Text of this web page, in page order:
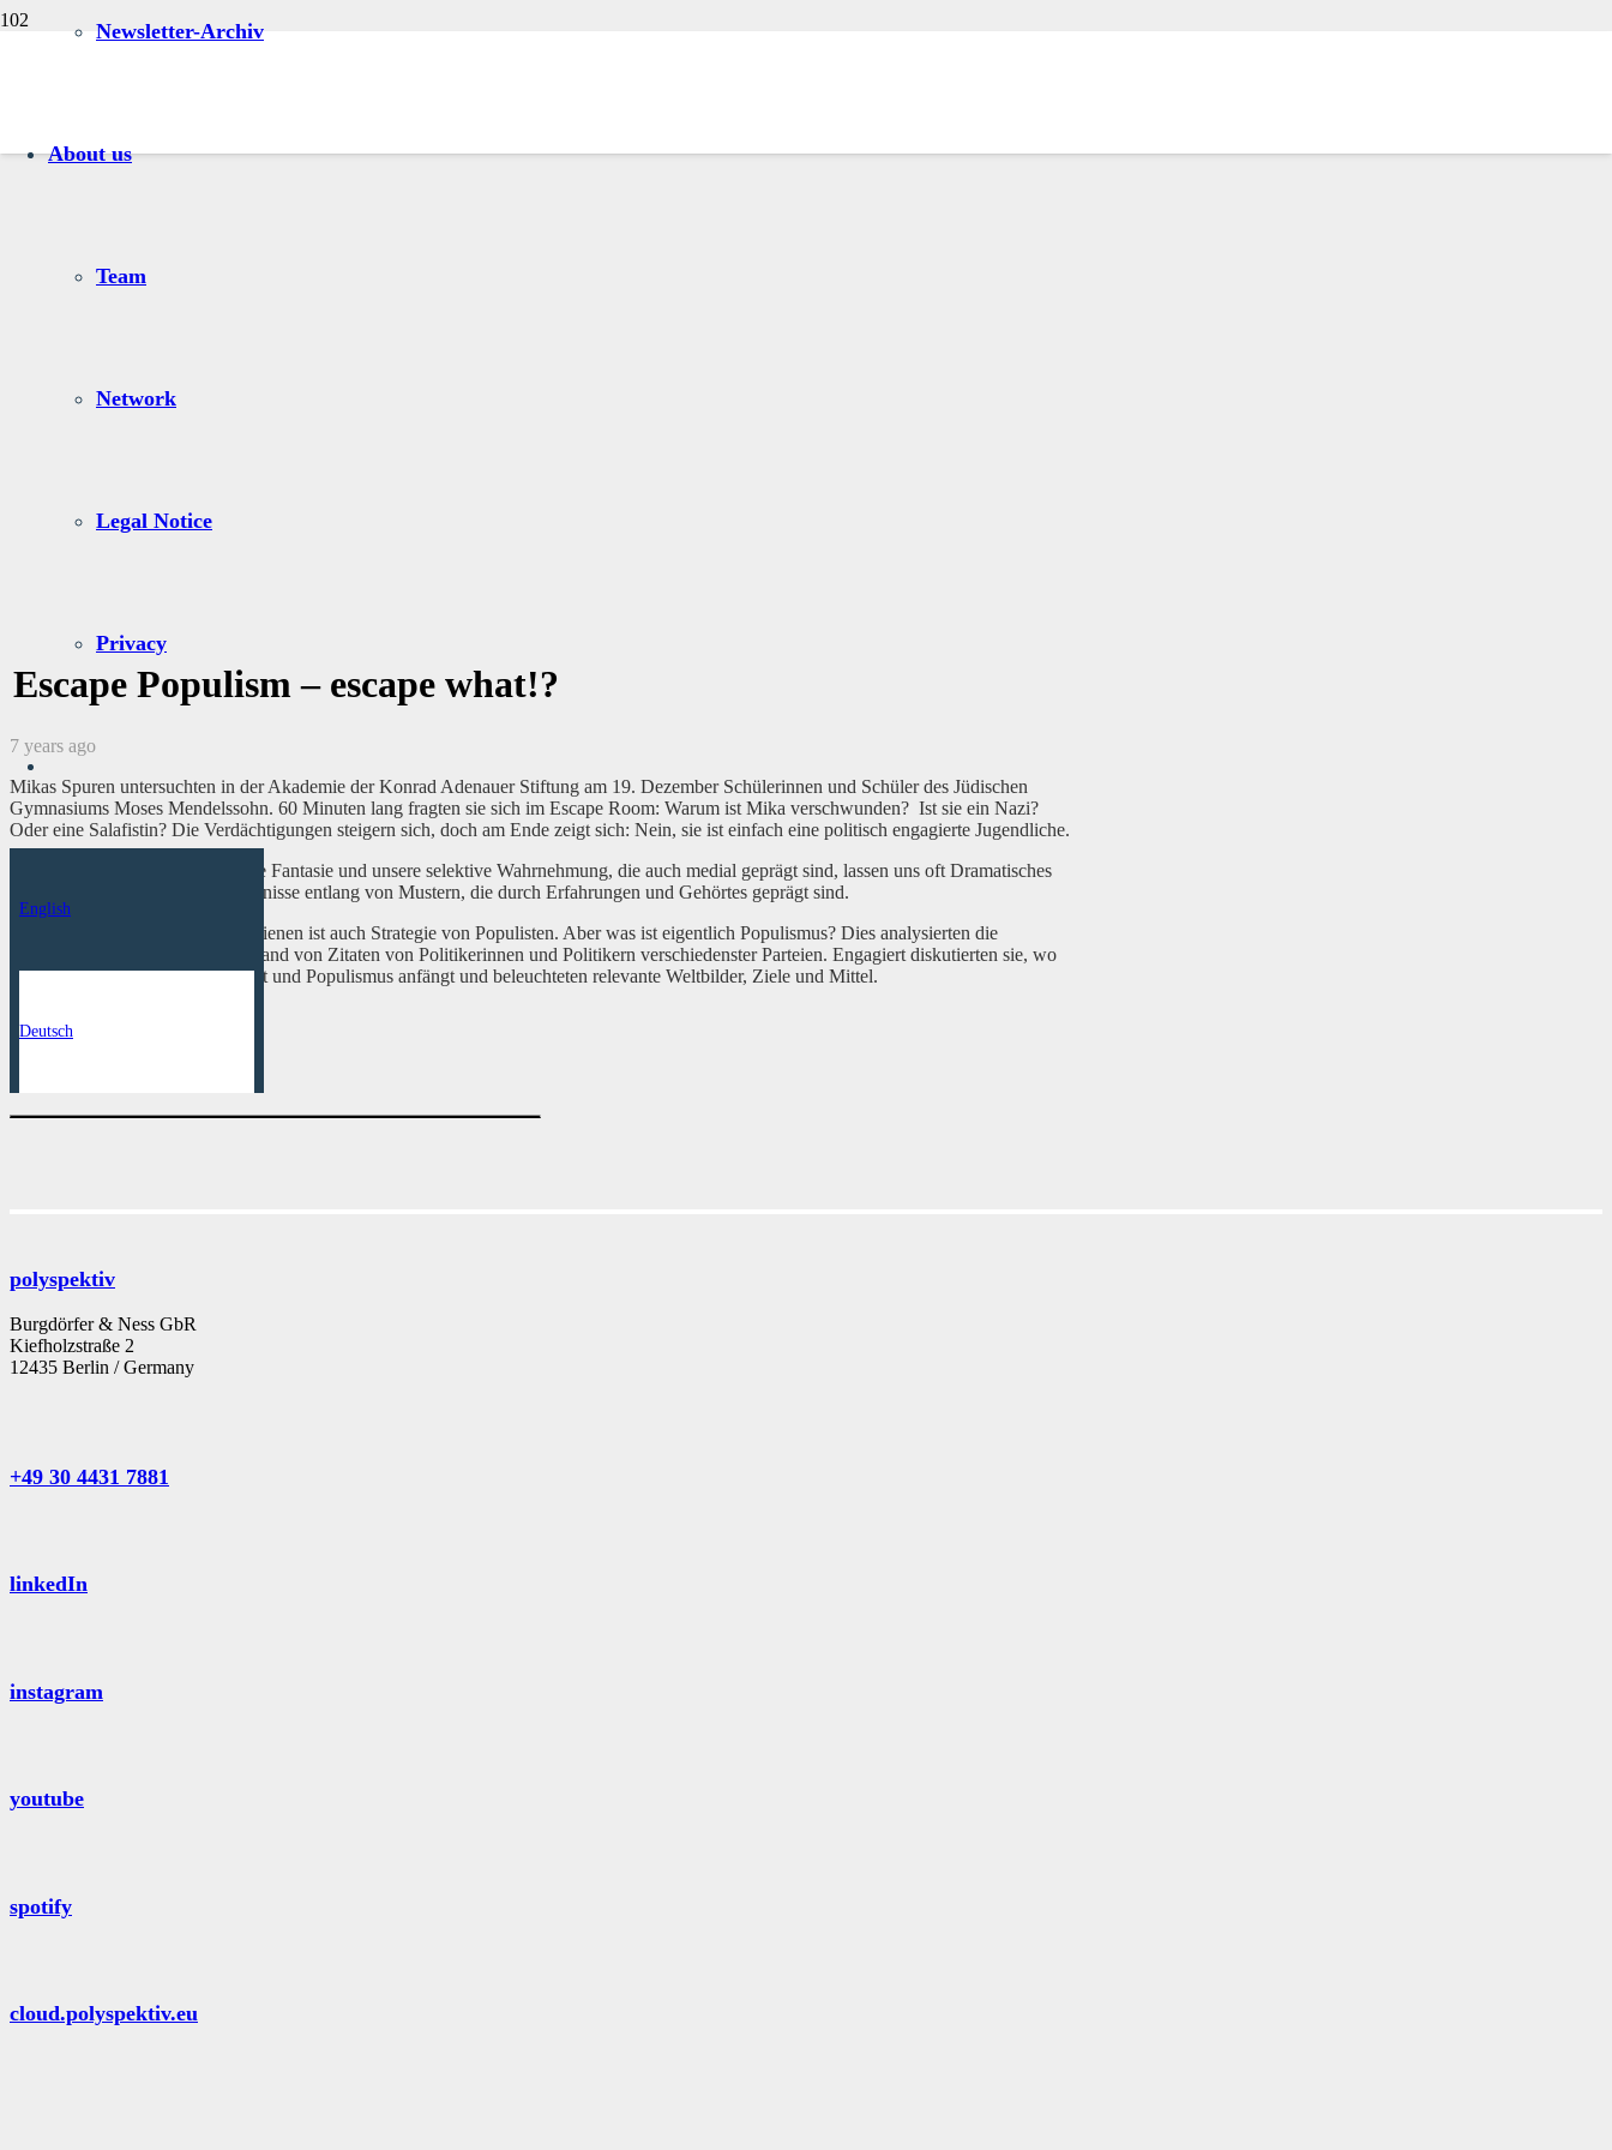
Newsletter-Archiv
About us
Team
Network
Legal Notice
Privacy
English
Deutsch
Escape Populism – escape what!?
7 years ago
Mikas Spuren untersuchten in der Akademie der Konrad Adenauer Stiftung am 19. Dezember Schülerinnen und Schüler des Jüdischen
Gymnasiums Moses Mendelssohn. 60 Minuten lang fragten sie sich im Escape Room: Warum ist Mika verschwunden? Ist sie ein Nazi?
Oder eine Salafistin? Die Verdächtigungen steigern sich, doch am Ende zeigt sich: Nein, sie ist einfach eine politisch engagierte Jugendliche.
Die Erläuterung am Ende: Unsere Fantasie und unsere selektive Wahrnehmung, die auch medial geprägt sind, lassen uns oft Dramatisches
erwarten. Wir interpretieren Ereignisse entlang von Mustern, die durch Erfahrungen und Gehörtes geprägt sind.
Sich dieser Mechanismen zu bedienen ist auch Strategie von Populisten. Aber was ist eigentlich Populismus? Dies analysierten die
Teilnehmenden anschließend anhand von Zitaten von Politikerinnen und Politikern verschiedenster Parteien. Engagiert diskutierten sie, wo
legitime Problembenennung endet und Populismus anfängt und beleuchteten relevante Weltbilder, Ziele und Mittel.
Referenz
polyspektiv
Burgdörfer & Ness GbR
Kiefholzstraße 2
12435 Berlin / Germany
+49 30 4431 7881
linkedIn
instagram
youtube
spotify
cloud.polyspektiv.eu